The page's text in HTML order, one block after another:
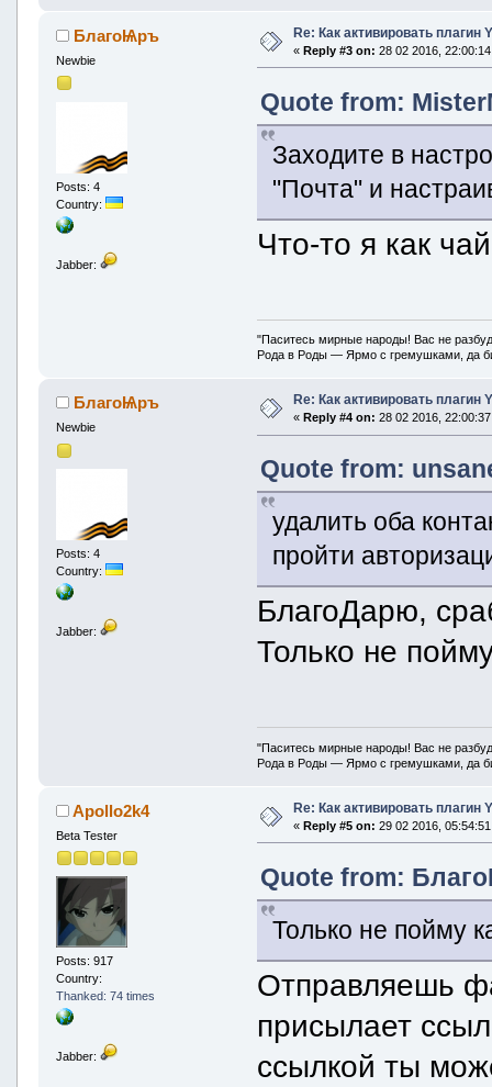
БлагоѨръ
Newbie
Posts: 4
Country:
Jabber:
Re: Как активировать плагин
« Reply #3 on: 28 02 2016,
Quote from:
Заходите в
"Почта" и
Что-то я как
"Паситесь мирные народы! Вас не
Рода в Роды — Ярмо с гремушками, да
БлагоѨръ
Newbie
Posts: 4
Country:
Jabber:
Re: Как активировать плагин
« Reply #4 on: 28 02 2016,
Quote from:
удалить оба
пройти
БлагоДарю,
Только не
"Паситесь мирные народы! Вас не
Рода в Роды — Ярмо с гремушками, да
Apollo2k4
Beta Tester
Posts: 917
Country:
Thanked: 74 times
Jabber:
Re: Как активировать плагин
« Reply #5 on: 29 02 2016,
Quote from:
Только не пойму
Отправляешь
присылает
ссылкой ты